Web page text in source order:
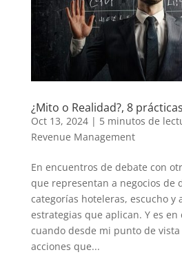
¿Mito o Realidad?, 8
Oct 13, 2024| 5 minutos de
Revenue Management
En encuentros de debate con
que representan a negocios de
categorías hoteleras, escucho y
estrategias que aplican. Y es en
cuando desde mi punto de
acciones que...